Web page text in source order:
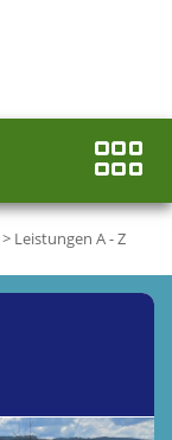
> Leistungen A - Z